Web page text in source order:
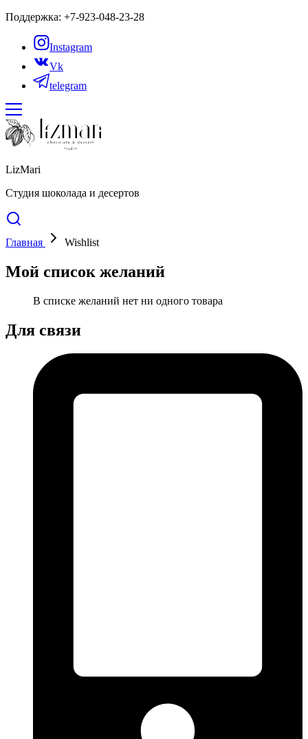
Поддержка: +7-923-048-23-28
Instagram
Vk
telegram
LizMari
Студия шоколада и десертов
Главная Wishlist
Мой список желаний
В списке желаний нет ни одного товара
Для связи